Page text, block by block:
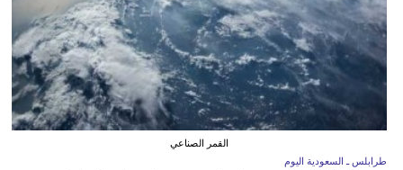
القمر الصناعي
طرابلس ـ السعودية اليوم